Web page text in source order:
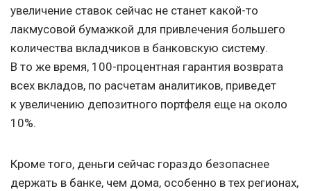
увеличение ставок сейчас не станет какой-то
лакмусовой бумажкой для привлечения большего
количества вкладчиков в банковскую систему.
В то же время, 100-процентная гарантия возврата
всех вкладов, по расчетам аналитиков, приведет
к увеличению депозитного портфеля еще на около
10%.
Кроме того, деньги сейчас гораздо безопаснее
держать в банке, чем дома, особенно в тех регионах,